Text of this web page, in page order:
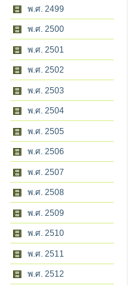
พ.ศ. 2499
พ.ศ. 2500
พ.ศ. 2501
พ.ศ. 2502
พ.ศ. 2503
พ.ศ. 2504
พ.ศ. 2505
พ.ศ. 2506
พ.ศ. 2507
พ.ศ. 2508
พ.ศ. 2509
พ.ศ. 2510
พ.ศ. 2511
พ.ศ. 2512